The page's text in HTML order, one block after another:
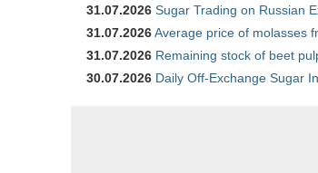
31.07.2026 Sugar Trading on Russian
31.07.2026Average price of molasses
31.07.2026 Remaining stock of beet
30.07.2026 Daily Off-Exchange Sugar